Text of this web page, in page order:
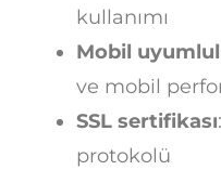
kullanımı
Mobil
ve mobil
SSL sertifikası
protokolü